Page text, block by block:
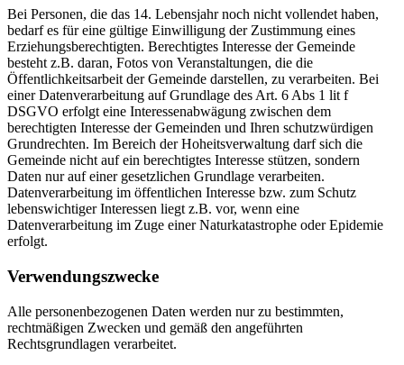
Bei Personen, die das 14. Lebensjahr noch nicht vollendet haben,
bedarf es für eine gültige Einwilligung der Zustimmung eines
Erziehungsberechtigten. Berechtigtes Interesse der Gemeinde
besteht z.B. daran, Fotos von Veranstaltungen, die die
Öffentlichkeitsarbeit der Gemeinde darstellen, zu verarbeiten. Bei
einer Datenverarbeitung auf Grundlage des Art. 6 Abs 1 lit f
DSGVO erfolgt eine Interessenabwägung zwischen dem
berechtigten Interesse der Gemeinden und Ihren schutzwürdigen
Grundrechten. Im Bereich der Hoheitsverwaltung darf sich die
Gemeinde nicht auf ein berechtigtes Interesse stützen, sondern
Daten nur auf einer gesetzlichen Grundlage verarbeiten.
Datenverarbeitung im öffentlichen Interesse bzw. zum Schutz
lebenswichtiger Interessen liegt z.B. vor, wenn eine
Datenverarbeitung im Zuge einer Naturkatastrophe oder Epidemie
erfolgt.
Verwendungszwecke
Alle personenbezogenen Daten werden nur zu bestimmten,
rechtmäßigen Zwecken und gemäß den angeführten
Rechtsgrundlagen verarbeitet.